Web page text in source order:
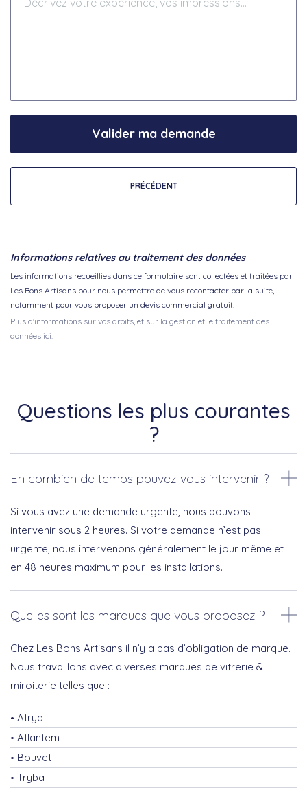
PRÉCÉDENT
Valider ma demande
Informations relatives au traitement des données
Les informations recueillies dans ce formulaire sont collectées et traitées par
Les Bons Artisans pour nous permettre de vous recontacter par la suite,
notamment pour vous proposer un devis commercial gratuit.
Plus d'informations sur vos droits, et sur la gestion et le traitement des
données ici.
Questions les plus courantes
?
En combien de temps pouvez vous intervenir ?
Si vous avez une demande urgente, nous pouvons
intervenir sous 2 heures. Si votre demande n’est pas
urgente, nous intervenons généralement le jour même et
en 48 heures maximum pour les installations.
Quelles sont les marques que vous proposez ?
Chez Les Bons Artisans il n’y a pas d’obligation de marque.
Nous travaillons avec diverses marques de vitrerie &
miroiterie telles que :
Atrya
Atlantem
Bouvet
Tryba